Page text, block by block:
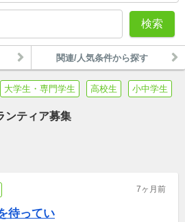
検索
関連/人気条件から探す
大学生・専門学生 高校生 小中学生
ンティア募集
7ヶ月前
待ってい